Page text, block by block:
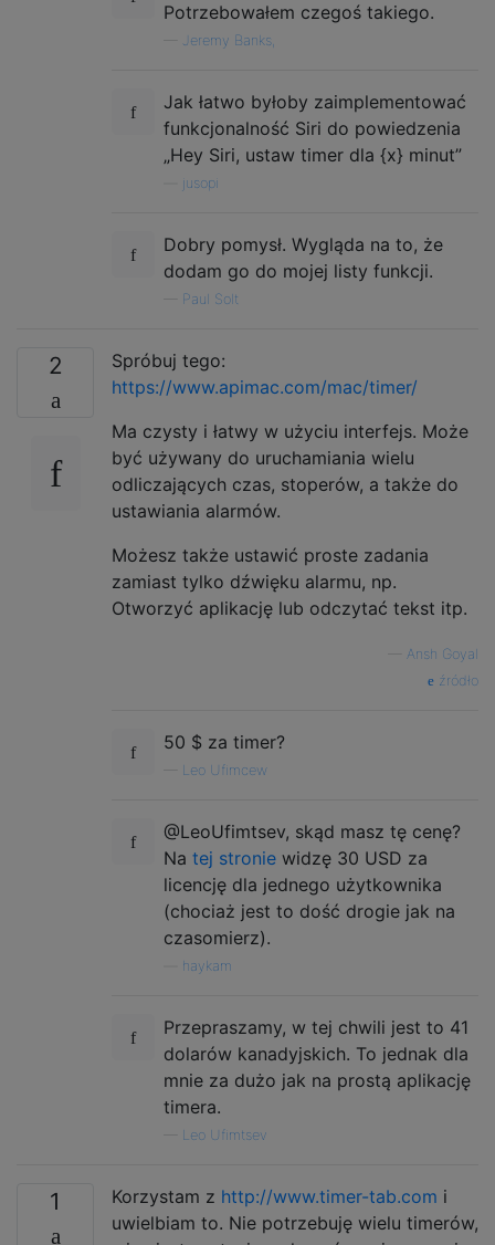
Potrzebowałem czegoś takiego.
Jeremy Banks,
Jak łatwo byłoby zaimplementować
funkcjonalność Siri do powiedzenia
„Hey Siri, ustaw timer dla {x} minut”
jusopi
Dobry pomysł. Wygląda na to, że
dodam go do mojej listy funkcji.
Paul Solt
2
Spróbuj tego:
https://www.apimac.com/mac/timer/
Ma czysty i łatwy w użyciu interfejs. Może
być używany do uruchamiania wielu
odliczających czas, stoperów, a także do
ustawiania alarmów.
Możesz także ustawić proste zadania
zamiast tylko dźwięku alarmu, np.
Otworzyć aplikację lub odczytać tekst itp.
Ansh Goyal
źródło
50 $ za timer?
Leo Ufimcew
@LeoUfimtsev, skąd masz tę cenę?
Na tej stronie widzę 30 USD za
licencję dla jednego użytkownika
(chociaż jest to dość drogie jak na
czasomierz).
haykam
Przepraszamy, w tej chwili jest to 41
dolarów kanadyjskich. To jednak dla
mnie za dużo jak na prostą aplikację
timera.
Leo Ufimtsev
1 Korzystam z http://www.timer-tab.com i
uwielbiam to. Nie potrzebuję wielu timerów,